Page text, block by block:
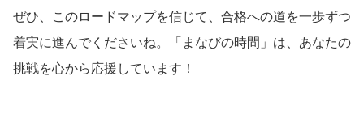
ぜひ、このロードマップを信じて、合格への道を一歩ずつ
着実に進んでくださいね。「まなびの時間」は、あなたの
挑戦を心から応援しています！